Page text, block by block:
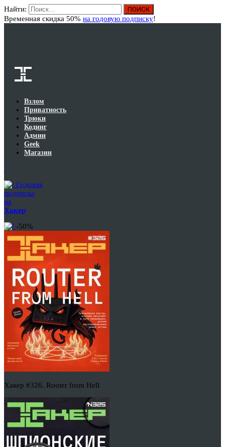
Найти:
Временная скидка 50% на годовую подписку!
Взлом
Приватность
Трюки
Кодинг
Админ
Geek
Магазин
Годовая
подписка
на
Хакер
-50%
Хакер #326. Router from Hell